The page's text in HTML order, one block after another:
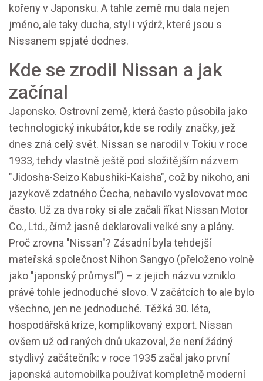
kořeny v Japonsku. A tahle země mu dala nejen
jméno, ale taky ducha, styl i výdrž, které jsou s
Nissanem spjaté dodnes.
Kde se zrodil Nissan a jak
začínal
Japonsko. Ostrovní země, která často působila jako
technologický inkubátor, kde se rodily značky, jež
dnes zná celý svět. Nissan se narodil v Tokiu v roce
1933, tehdy vlastně ještě pod složitějším názvem
"Jidosha-Seizo Kabushiki-Kaisha", což by nikoho, ani
jazykově zdatného Čecha, nebavilo vyslovovat moc
často. Už za dva roky si ale začali říkat Nissan Motor
Co., Ltd., čímž jasně deklarovali velké sny a plány.
Proč zrovna "Nissan"? Zásadní byla tehdejší
mateřská společnost Nihon Sangyo (přeloženo volně
jako "japonský průmysl") – z jejich názvu vzniklo
právě tohle jednoduché slovo. V začátcích to ale bylo
všechno, jen ne jednoduché. Těžká 30. léta,
hospodářská krize, komplikovaný export. Nissan
ovšem už od raných dnů ukazoval, že není žádný
stydlivý začátečník: v roce 1935 začal jako první
japonská automobilka používat kompletně moderní